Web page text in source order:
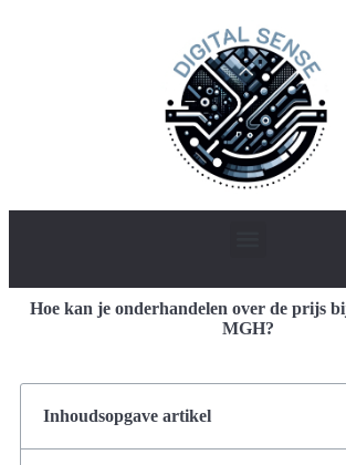
Hoe kan je onderhandelen over de prijs
MGH?
Inhoudsopgave artikel